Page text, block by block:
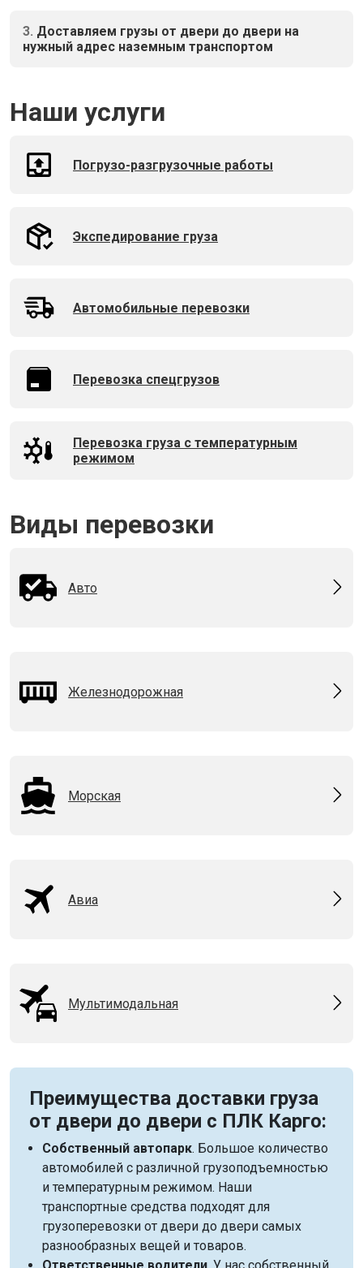
3. Доставляем грузы от двери до двери на
нужный адрес наземным транспортом
Наши услуги
Погрузо-разгрузочные работы
Экспедирование груза
Автомобильные перевозки
Перевозка спецгрузов
Перевозка груза с температурным
режимом
Виды перевозки
Авто
Железнодорожная
Морская
Авиа
Мультимодальная
Преимущества доставки груза
от двери до двери с ПЛК Карго:
Собственный автопарк. Большое количество
автомобилей с различной грузоподъемностью
и температурным режимом. Наши
транспортные средства подходят для
грузоперевозки от двери до двери самых
разнообразных вещей и товаров.